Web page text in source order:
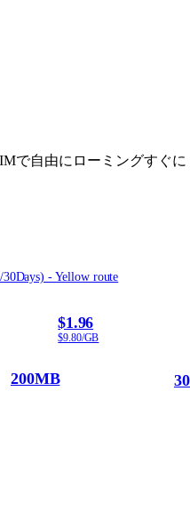
で自由にローミングすぐに
30Days) - Yellow route
$1.96
$9.80/GB
200MB